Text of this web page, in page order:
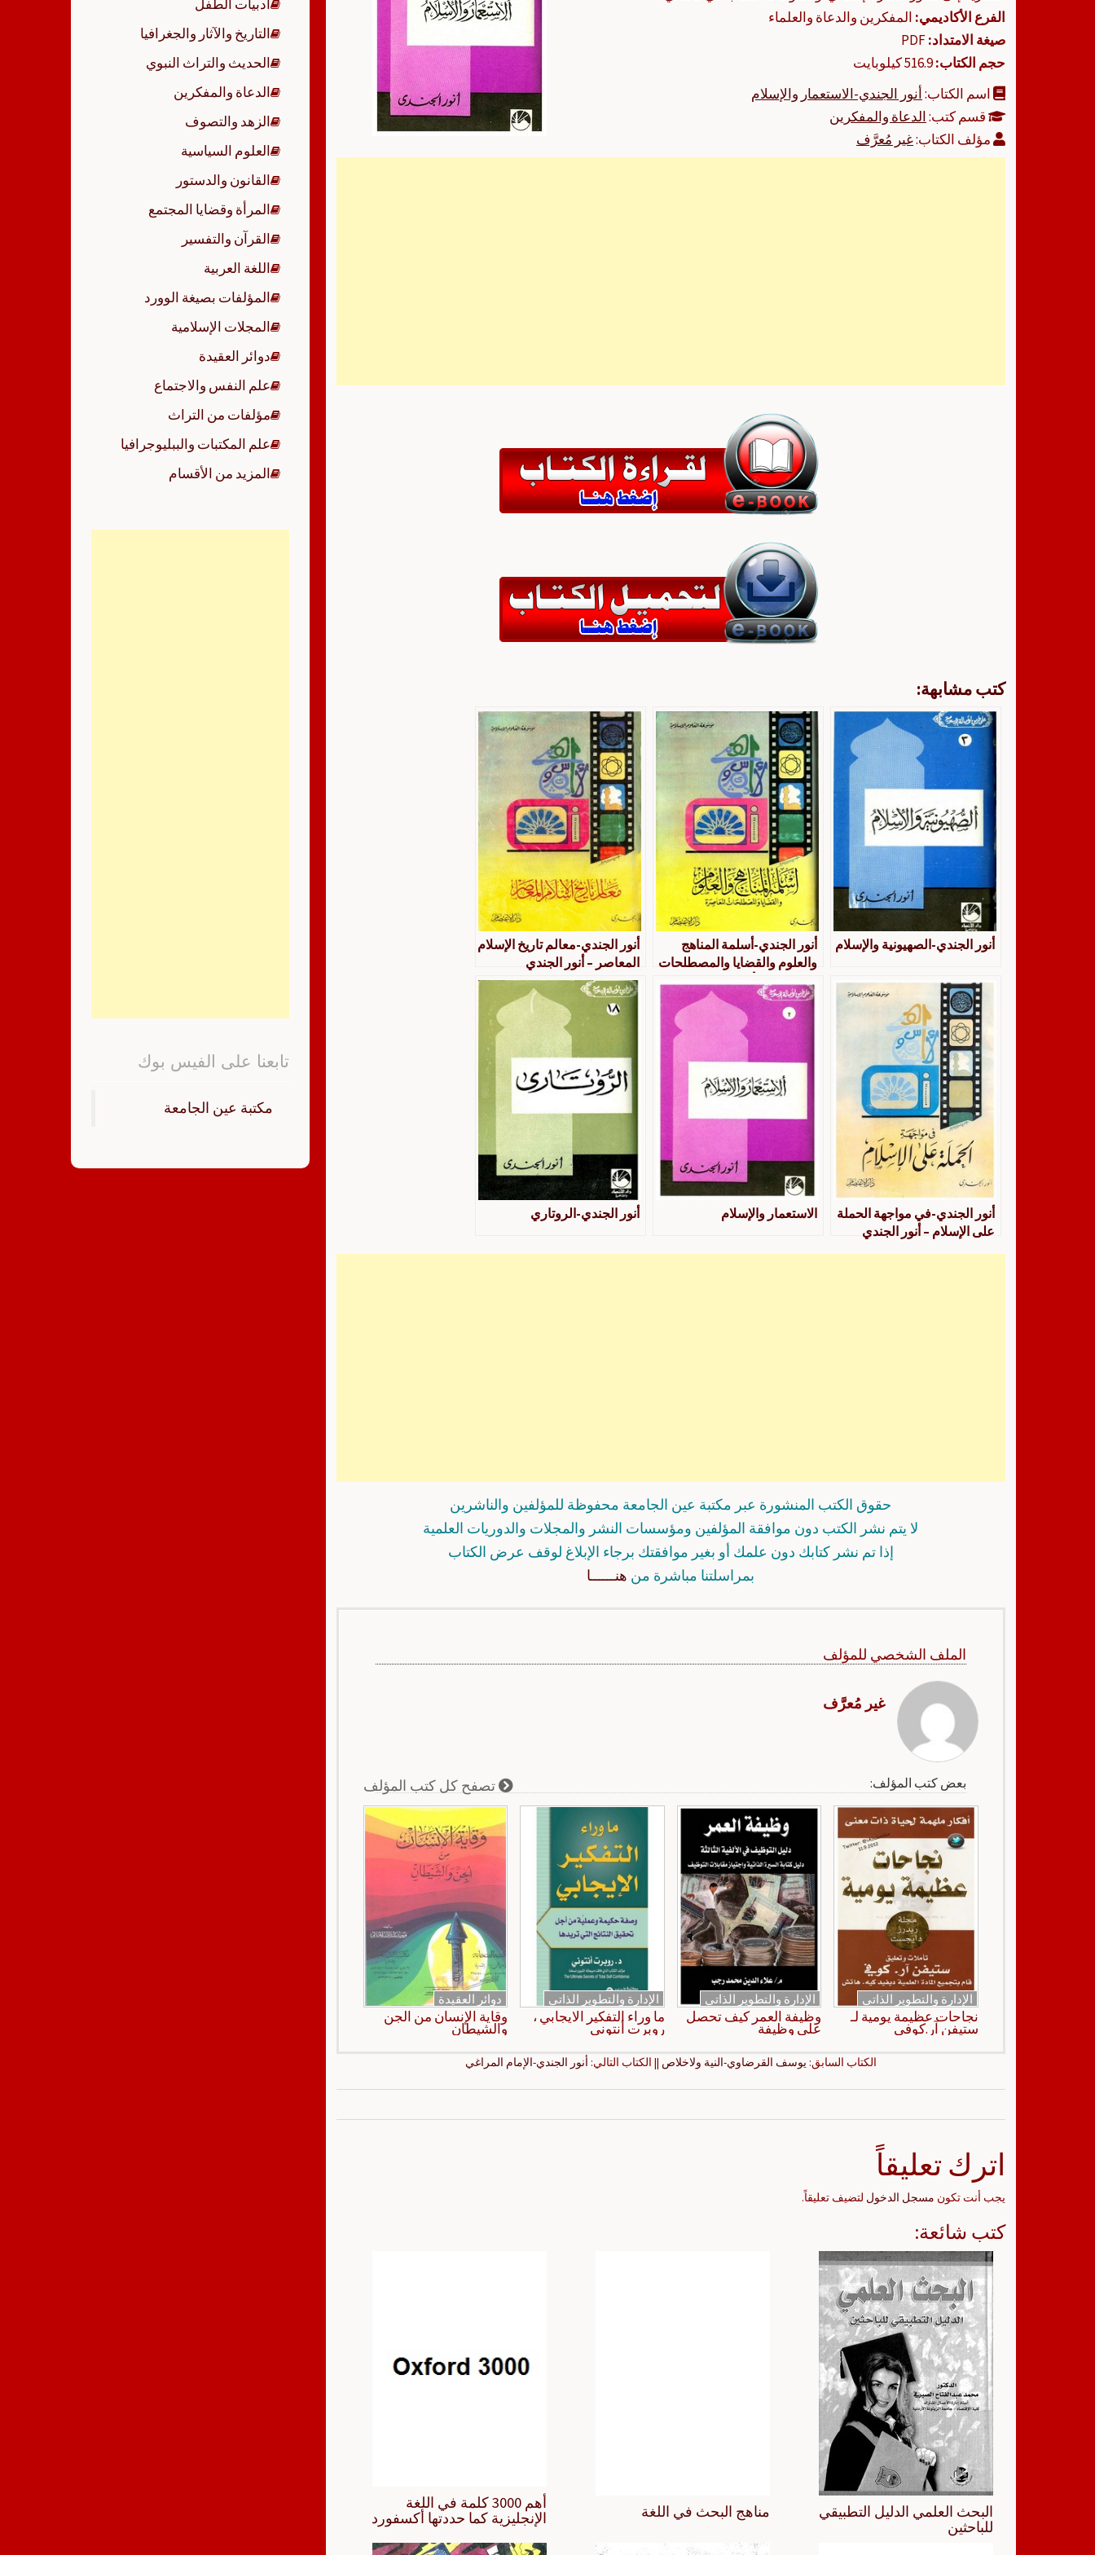
الفرع الأكاديمي: المفكرين والدعاة والعلماء
صيغة الامتداد:
حجم الكتاب:516.9 كيلوبايت
اسم الكتاب:أنور الجندي-الاستعمار والإسلام
قسم كتب:الدعاة والمفكرين
مؤلف الكتاب:غير مُعرَّف
كتب مشابهة:
أنور الجندي-الصهيونية والإسلام
أنور الجندي-أسلمة المناهج
والعلوم والقضايا والمصطلحات
المعاصرة – أنور الجندي
أنور الجندي-معالم تاريخ الإسلام
المعاصر – أنور الجندي
أنور الجندي-في مواجهة الحملة
على الإسلام – أنور الجندي
الاستعمار والإسلام أنور الجندي-الروتاري
حقوق الكتب المنشورة عبر مكتبة عين الجامعة محفوظة للمؤلفين والناشرين
لا يتم نشر الكتب دون موافقة المؤلفين ومؤسسات النشر والمجلات والدوريات العلمية
إذا تم نشر كتابك دون علمك أو بغير موافقتك برجاء الإبلاغ لوقف عرض الكتاب
بمراسلتنا مباشرة من هنــــــا
الملف الشخصي للمؤلف
غير مُعرَّف
بعض كتب المؤلف: تصفح كل كتب المؤلف
الإدارة والتطوير الذاتي
نجاحات عظيمة يومية لـ
ستيفن آر.كوفي
الإدارة والتطوير الذاتي
وظيفة العمر كيف تحصل
على وظيفة
الإدارة والتطوير الذاتي
ما وراء التفكير الايجابي ،
روبرت أنتوني
دوائر العقيدة
وقاية الإنسان من الجن
والشيطان
الكتاب السابق: يوسف القرضاوي-النية ولاخلاص || الكتاب التالي: أنور الجندي-الإمام المراغي
اترك تعليقاً
يجب أنت تكون مسجل الدخول لتضيف تعليقاً.
كتب شائعة:
أهم 3000 كلمة في اللغة
الإنجليزية كما حددتها أكسفورد
مناهج البحث في اللغة
البحث العلمي الدليل التطبيقي
للباحثين
أدبيات الطفل
التاريخ والآثار والجغرافيا
الحديث والتراث النبوي
الدعاة والمفكرين
الزهد والتصوف
العلوم السياسية
القانون والدستور
المرأة وقضايا المجتمع
القرآن والتفسير
اللغة العربية
المؤلفات بصيغة الوورد
المجلات الإسلامية
دوائر العقيدة
علم النفس والاجتماع
مؤلفات من التراث
علم المكتبات والببليوجرافيا
المزيد من الأقسام
تابعنا على الفيس بوك
‏مكتبة عين الجامعة‏